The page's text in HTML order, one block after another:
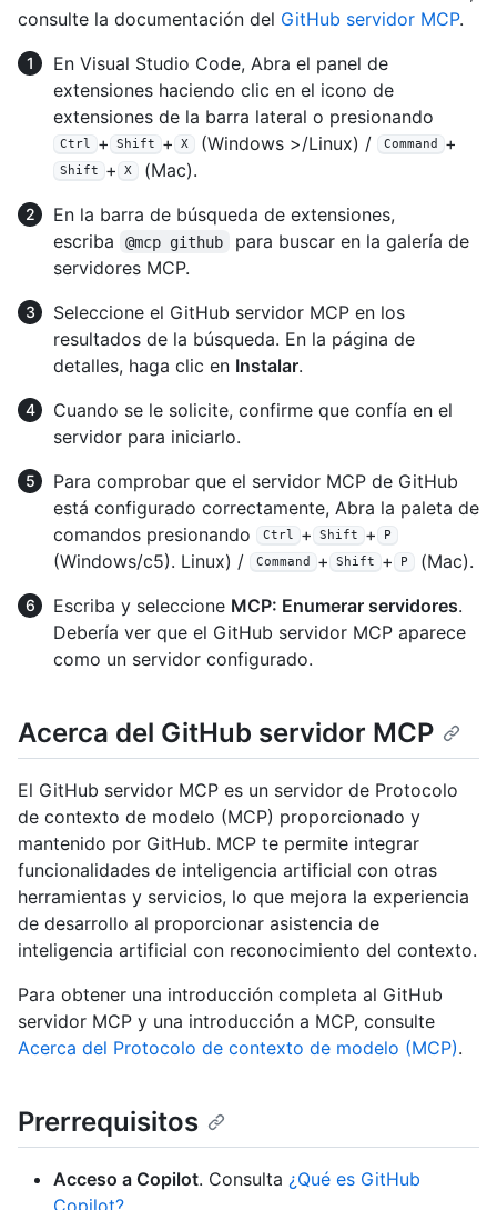
consulte la documentación del GitHub servidor MCP.
En Visual Studio Code, Abra el panel de
extensiones haciendo clic en el icono de
extensiones de la barra lateral o presionando
Ctrl + Shift + X (Windows >/Linux) / Command +
Shift + X
(Mac).
En la barra de búsqueda de extensiones,
escriba
@mcp github
para buscar en la galería de
servidores MCP.
Seleccione el GitHub servidor MCP en los
resultados de la búsqueda. En la página de
detalles, haga clic en Instalar.
Cuando se le solicite, confirme que confía en el
servidor para iniciarlo.
Para comprobar que el servidor MCP de GitHub
está configurado correctamente, Abra la paleta de
comandos presionando
Ctrl + Shift + P
(Windows/c5). Linux) / Command + Shift + P
(Mac).
Escriba y seleccione MCP: Enumerar servidores.
Debería ver que el GitHub servidor MCP aparece
como un servidor configurado.
Acerca del GitHub servidor MCP
El GitHub servidor MCP es un servidor de Protocolo
de contexto de modelo (MCP) proporcionado y
mantenido por GitHub. MCP te permite integrar
funcionalidades de inteligencia artificial con otras
herramientas y servicios, lo que mejora la experiencia
de desarrollo al proporcionar asistencia de
inteligencia artificial con reconocimiento del contexto.
Para obtener una introducción completa al GitHub
servidor MCP y una introducción a MCP, consulte
Acerca del Protocolo de contexto de modelo (MCP).
Prerrequisitos
Acceso a Copilot. Consulta ¿Qué es GitHub
Copilot?